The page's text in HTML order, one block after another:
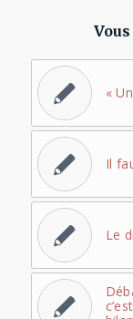
«
Il
Le